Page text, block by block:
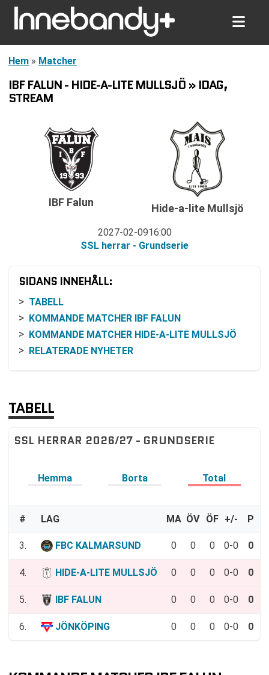
Hem » Matcher
IBF FALUN - HIDE-A-LITE MULLSJÖ » IDAG,
STREAM
IBF Falun
2027-02-0916:00
SSL herrar - Grundserie
Hide-a-lite Mullsjö
SIDANS INNEHÅLL:
TABELL
KOMMANDE MATCHER IBF FALUN
KOMMANDE MATCHER HIDE-A-LITE MULLSJÖ
RELATERADE NYHETER
TABELL
SSL HERRAR 2026/27 - GRUNDSERIE
Hemma Borta Total
# LAG MA ÖV ÖF +/- P
3. FBC KALMARSUND 0 0 0 0-0 0
4. HIDE-A-LITE MULLSJÖ 0 0 0 0-0 0
5. IBF FALUN 0 0 0 0-0 0
6. JÖNKÖPING 0 0 0 0-0 0